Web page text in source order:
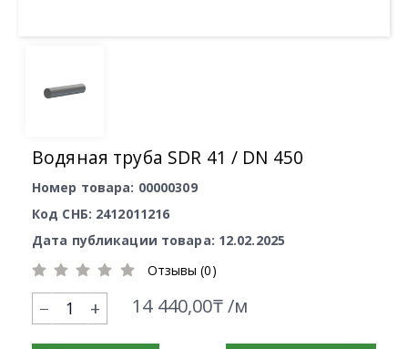
Водяная труба SDR 41 / DN 450
Номер товара: 00000309
Код СНБ: 2412011216
Дата публикации товара: 12.02.2025
Отзывы (0)
+ 14 440,00₸ /м